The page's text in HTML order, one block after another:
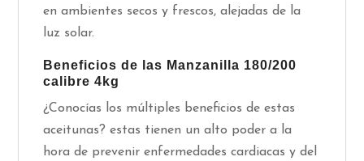
en ambientes secos y frescos, alejadas de la
luz solar.
Beneficios de las Manzanilla 180/200
calibre 4kg
¿Conocías los múltiples beneficios de estas
aceitunas? estas tienen un alto poder a la
hora de prevenir enfermedades cardiacas y del